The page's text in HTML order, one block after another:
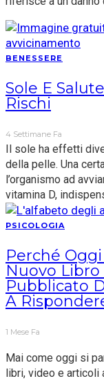
BENESSERE
Sole E
Rischi
4 Settimane Fa
Il sole ha effetti
della pelle. Una
l’organismo ad
vitamina D,
PSICOLOGIA
Perché
Nuovo
Pubblicato
A
1 Mese Fa
Mai come oggi si
libri, video e articoli